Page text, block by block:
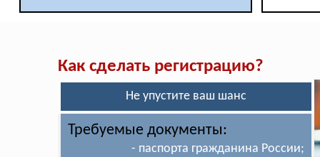
Как сделать регистрацию?
Не упустите ваш шанс
Требуемые документы:
- паспорта гражданина России;